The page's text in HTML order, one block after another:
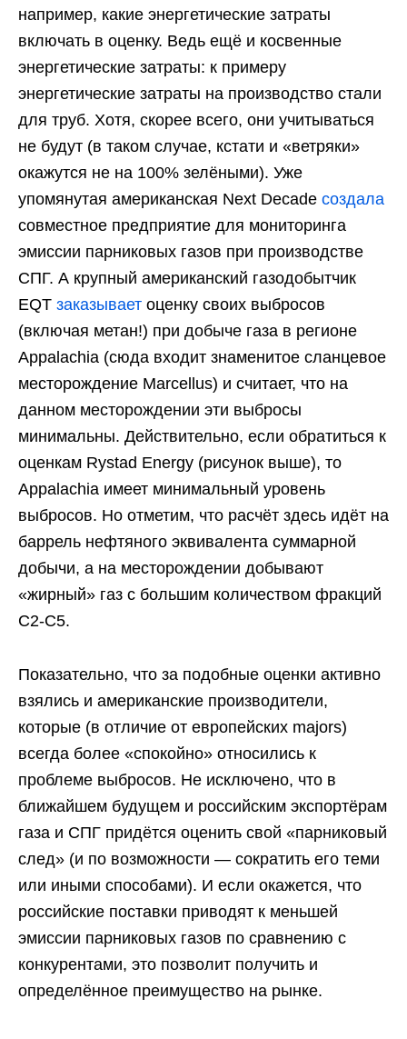
например, какие энергетические затраты
включать в оценку. Ведь ещё и косвенные
энергетические затраты: к примеру
энергетические затраты на производство стали
для труб. Хотя, скорее всего, они учитываться
не будут (в таком случае, кстати и «ветряки»
окажутся не на 100% зелёными). Уже
упомянутая американская Next Decade создала
совместное предприятие для мониторинга
эмиссии парниковых газов при производстве
СПГ. А крупный американский газодобытчик
EQT заказывает оценку своих выбросов
(включая метан!) при добыче газа в регионе
Appalachia (cюда входит знаменитое сланцевое
месторождение Marcellus) и считает, что на
данном месторождении эти выбросы
минимальны. Действительно, если обратиться к
оценкам Rystad Energy (рисунок выше), то
Appalachia имеет минимальный уровень
выбросов. Но отметим, что расчёт здесь идёт на
баррель нефтяного эквивалента суммарной
добычи, а на месторождении добывают
«жирный» газ с большим количеством фракций
С2-С5.
Показательно, что за подобные оценки активно
взялись и американские производители,
которые (в отличие от европейских majors)
всегда более «спокойно» относились к
проблеме выбросов. Не исключено, что в
ближайшем будущем и российским экспортёрам
газа и СПГ придётся оценить свой «парниковый
след» (и по возможности — сократить его теми
или иными способами). И если окажется, что
российские поставки приводят к меньшей
эмиссии парниковых газов по сравнению с
конкурентами, это позволит получить и
определённое преимущество на рынке.